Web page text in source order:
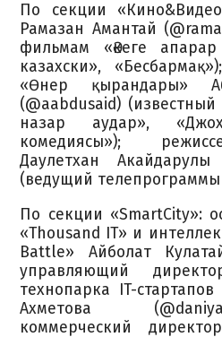
По секции
Рамазан Амантай
фильмам «Әкеге
казахски»,
«Өнер қырандары»
(@aabdusaid)
назар аудар»,
комедиясы»);
Даулетхан Акайдарулы
(ведущий телепрограммы
По секции «SmartCity»:
«Thousand IT» и
Battle» Айболат
управляющий
технопарка IT-
Ахметова
коммерческий